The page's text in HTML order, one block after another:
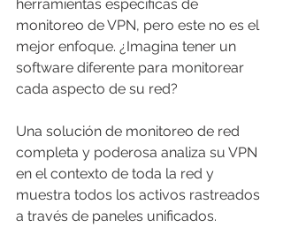
herramientas específicas de
monitoreo de VPN, pero este no es el
mejor enfoque. ¿Imagina tener un
software diferente para monitorear
cada aspecto de su red?
Una solución de monitoreo de red
completa y poderosa analiza su VPN
en el contexto de toda la red y
muestra todos los activos rastreados
a través de paneles unificados.